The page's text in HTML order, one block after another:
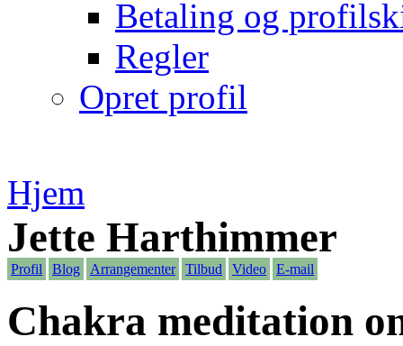
Betaling og
Regler
Opret profil
Hjem
Jette Harthimmer
Profil Blog Arrangementer Tilbud Video E-mail
Chakra meditation